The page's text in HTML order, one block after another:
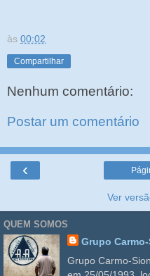
às 00:02
Compartilhar
Nenhum comentário:
Postar um comentário
‹
Ver
QUEM SOMOS
Grupo
Grupo Carmo-